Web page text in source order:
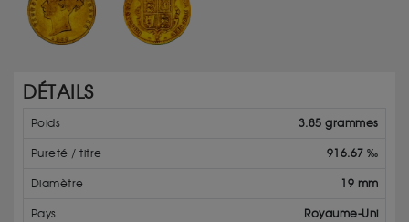
DÉTAILS
Poids 3.85 grammes
Pureté / titre 916.67 ‰
Diamètre 19 mm
Pays Royaume-Uni